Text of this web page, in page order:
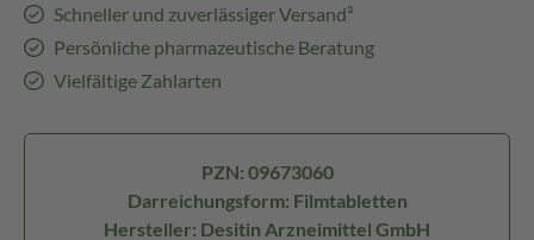
Schneller und zuverlässiger Versand³
Persönliche pharmazeutische Beratung
Vielfältige Zahlarten
PZN: 09673060
Darreichungsform: Filmtabletten
Hersteller: Desitin Arzneimittel GmbH